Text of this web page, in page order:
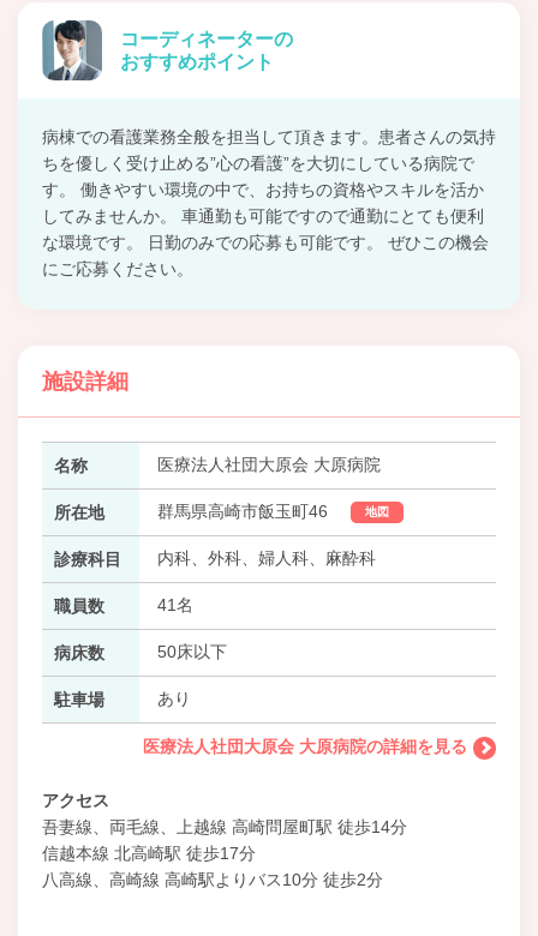
コーディネーターの
おすすめポイント
病棟での看護業務全般を担当して頂きます。患者さんの気持
ちを優しく受け止める”心の看護”を大切にしている病院で
す。 働きやすい環境の中で、お持ちの資格やスキルを活か
してみませんか。 車通勤も可能ですので通勤にとても便利
な環境です。 日勤のみでの応募も可能です。 ぜひこの機会
にご応募ください。
施設詳細
名称 医療法人社団大原会 大原病院
所在地 群馬県高崎市飯玉町46 地図
診療科目 内科、外科、婦人科、麻酔科
職員数 41名
病床数 50床以下
駐車場 あり
医療法人社団大原会 大原病院の詳細を見る
アクセス
吾妻線、両毛線、上越線 高崎問屋町駅 徒歩14分
信越本線 北高崎駅 徒歩17分
八高線、高崎線 高崎駅よりバス10分 徒歩2分